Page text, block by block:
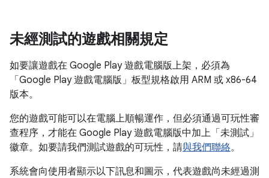
未經測試的遊戲相關規定
如要讓遊戲在 Google Play 遊戲電腦版上架，必須為
「Google Play 遊戲電腦版」板型規格啟用 ARM 或 x86-64
版本。
您的遊戲可能可以在電腦上順暢運作，但必須通過可玩性審
查程序，才能在 Google Play 遊戲電腦版中加上「未測試」
徽章。如要請我們測試遊戲的可玩性，請與我們聯絡。
系統會向使用者顯示以下訊息和圖示，代表遊戲尚未經過測